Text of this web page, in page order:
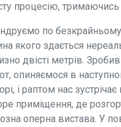
процесію, тримаючись
по
якого здається
двісті метрів.
опиняємося в
і раптом нас
приміщення, де
оперна вистава. У